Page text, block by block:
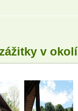
v okolí